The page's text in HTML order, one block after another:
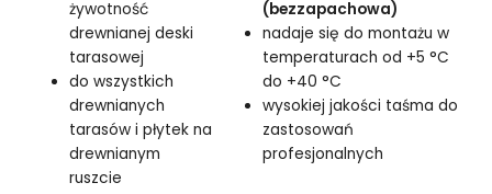
żywotność
drewnianej deski
tarasowej
do wszystkich
drewnianych
tarasów i płytek na
drewnianym
ruszcie
(bezzapachowa)
nadaje się do montażu w
temperaturach od +5 °C
do +40 °C
wysokiej jakości taśma do
zastosowań
profesjonalnych